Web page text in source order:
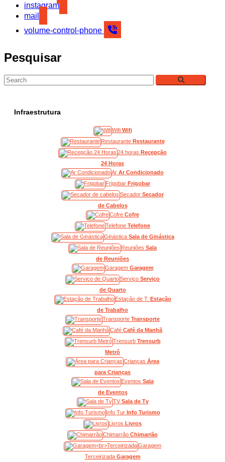
instagram
mail
volume-control-phone
Pesquisar
Infraestrutura
Wifi Wifi
Restaurante Restaurante
24 horas Recepção
24 Horas
Ar Ar Condicionado
Frigobar Frigobar
Secador Secador
de Cabelos
Cofre Cofre
Telefone Telefone
Ginástica Sala de Ginástica
Reuniões Sala
de Reuniões
Garagem Garagem
Serviço Serviço
de Quarto
Estação de T. Estação
de Trabalho
Transporte Transporte
Café Café da Manhã
Trensurb Trensurb
Metrô
Crianças Área
para Crianças
Eventos Sala
de Eventos
TV Sala de Tv
Info Tur Info Turismo
Livros Livros
Chimarrão Chimarrão
Garagem
Terceirizada Garagem